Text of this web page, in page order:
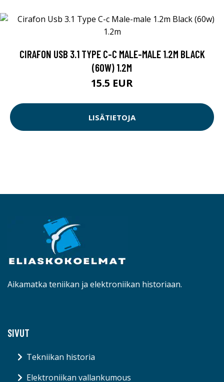
CIRAFON USB 3.1 TYPE C-C MALE-MALE 1.2M BLACK
(60W) 1.2M
15.5 EUR
LISÄTIETOJA
Aikamatka teniikan ja elektroniikan historiaan.
SIVUT
Tekniikan historia
Elektroniikan vallankumous